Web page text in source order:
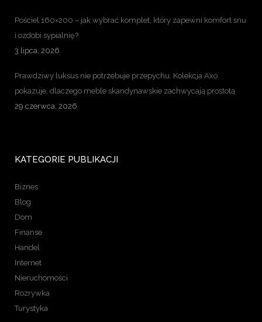
Pościel 160×200 – jak wybrać komplet, który zapewni komfort snu
i ozdobi sypialnię?
3 lipca, 2026
Prawdziwy luksus nie potrzebuje przepychu. Kolekcja Axo
pokazuje, dlaczego meble skandynawskie zachwycają prostotą
29 czerwca, 2026
KATEGORIE PUBLIKACJI
Biznes
Blog
Dom
Finanse
Handel
Internet
Nieruchomości
Rozrywka
Turystyka